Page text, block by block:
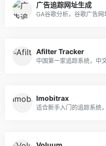
广告追踪网址生成
GA谷歌分析，谷歌广告
Afilter Tracker
中国第一家追踪系统，中
Imobitrax
适合新手入门的追踪系统